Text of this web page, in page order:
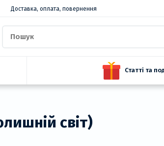
Доставка, оплата, повернення
Статті та
світ)